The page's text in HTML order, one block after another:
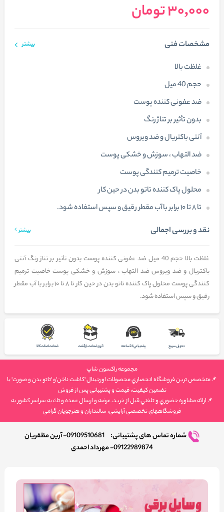
30,000 تومان
مشخصات فنی بیشتر
غلظت بالا
حجم 40 میل
ضد عفونی کننده پوست
بدون تأثیر بر تناژ رنگ
آنتی باکتریال و ضد ویروس
ضد التهاب ، سوزش و خشکی پوست
خاصیت ترمیم کنندگی پوست
محلول پاک کننده تاتو بدن در حین کار
تا ۸ تا ۱۰ برابر با آب مقطر رقیق و سپس استفاده شود.
نقد و بررسی اجمالی بیشتر
غلظت بالا حجم 40 میل ضد عفونی کننده پوست بدون تأثیر بر تناژ رنگ آنتی
باکتریال و ضد ویروس ضد التهاب ، سوزش و خشکی پوست خاصیت ترمیم
کنندگی پوست محلول پاک کننده تاتو بدن در حین کار تا ۸ تا ۱۰ برابر با آب مقطر
رقیق و سپس استفاده شود.
تحويل سريع پشتيباني 24 ساعته 3 روز ضمانت بازگشت ضمانت اصالت كالا
مجموعه راكسون شاپ
📌متخصص ترين فروشگاه انحصاري محصولات اورجينال 'كاشت ناخن'و 'تاتو بدن و صورت' با
تضمين كيفيت، قيمت و پشتيباني پس از فروش
📌ارائه مشاوره حضوري و تلفني قبل از خريد، عرضه و ارسال عمده و تك به سراسر كشور به
فروشگاههاي تخصصي آرايشي، سالنداران و هنرجويان گرامي
شماره تماس های پشتیبانی: 09109510681- آرین مظفریان
09122989874- مهرداد احمدی